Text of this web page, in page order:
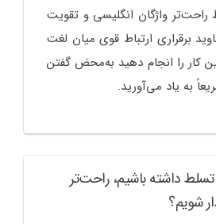
واژگان انگلیسی و تقویت
برقراری ارتباط قوی میان لغت
کار را انجام دهید به‌محض گفتن
به یاد می‌آورید.
داشته باشیم، راحت‌تر
شویم؟